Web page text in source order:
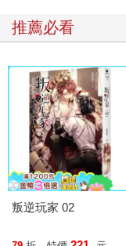
推薦必看
叛逆玩家 02